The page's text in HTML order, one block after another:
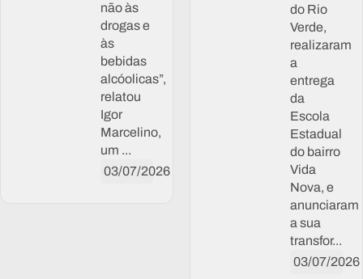
não às
drogas e
às
bebidas
alcóolicas”,
relatou
Igor
Marcelino,
um ...
03/07/2026
do Rio
Verde,
realizaram
a
entrega
da
Escola
Estadual
do bairro
Vida
Nova, e
anunciaram
a sua
transfor...
03/07/2026